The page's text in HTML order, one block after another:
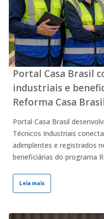
Portal Casa Brasil
industriais e
Reforma Casa
Portal Casa Brasil
Técnicos Industriais
adimplentes e registrados
beneficiárias do programa
Leia mais